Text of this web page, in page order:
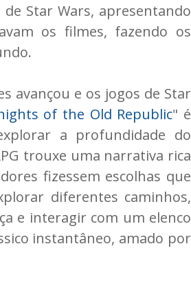
Star Wars, apresentando
os filmes, fazendo os
avançou e os jogos de Star
of the Old Republic" é
a profundidade do
trouxe uma narrativa rica
fizessem escolhas que
diferentes caminhos,
e interagir com um elenco
instantâneo, amado por